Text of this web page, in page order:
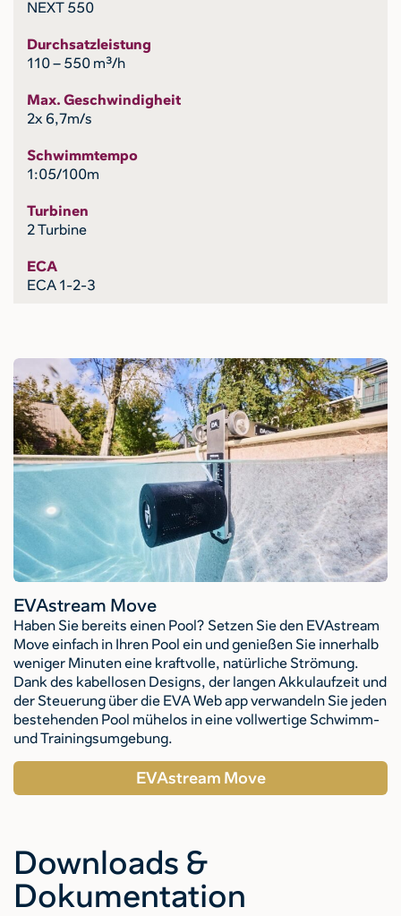
NEXT 550
Durchsatzleistung
110 – 550 m³/h
Max. Geschwindigheit
2x 6,7m/s
Schwimmtempo
1:05/100m
Turbinen
2 Turbine
ECA
ECA 1-2-3
EVAstream Move
Haben Sie bereits einen Pool? Setzen Sie den EVAstream
Move einfach in Ihren Pool ein und genießen Sie innerhalb
weniger Minuten eine kraftvolle, natürliche Strömung.
Dank des kabellosen Designs, der langen Akkulaufzeit und
der Steuerung über die EVA Web app verwandeln Sie jeden
bestehenden Pool mühelos in eine vollwertige Schwimm-
und Trainingsumgebung.
EVAstream Move
Downloads &
Dokumentation